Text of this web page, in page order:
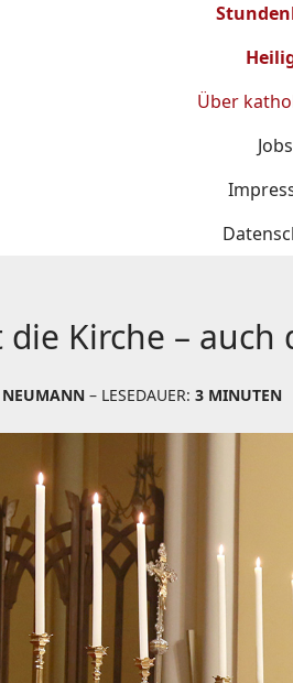
Über
Jobs
Kirche – auch
NEUMANN – LESEDAUER: 3 MINUTEN